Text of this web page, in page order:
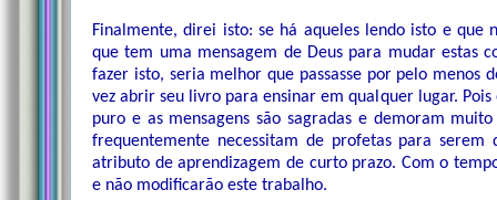
Finalmente, direi isto: se há aqueles lendo isto e que
que tem uma mensagem de Deus para mudar estas
fazer isto, seria melhor que passasse por pelo menos
vez abrir seu livro para ensinar em qualquer lugar.
puro e as mensagens são sagradas e demoram
frequentemente necessitam de profetas para
atributo de aprendizagem de curto prazo. Com o
e não modificarão este trabalho.